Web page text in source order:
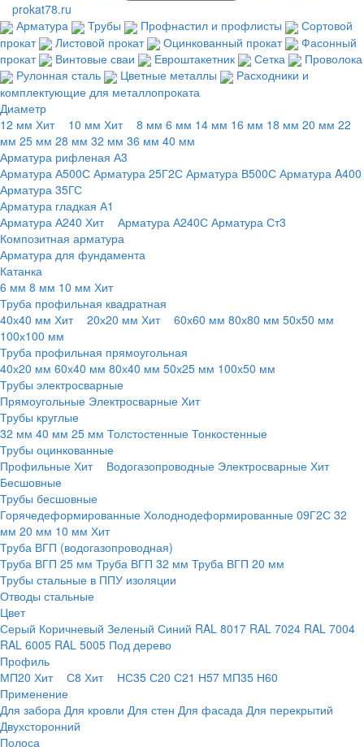
prokat78.ru
Арматура
Трубы Профнастил и профлисты
Сортовой
прокат
Листовой прокат Оцинкованный прокат
Фасонный
прокат
Винтовые сваи Евроштакетник Сетка
Проволока
Рулонная сталь
Цветные металлы
Расходники и
комплектующие для металлопроката
Диаметр
12 мм Хит 10 мм Хит 8 мм 6 мм 14 мм 16 мм 18 мм 20 мм 22
мм 25 мм 28 мм 32 мм 36 мм 40 мм
Арматура рифленая А3
Арматура А500С Арматура 25Г2С Арматура В500С Арматура A400
Арматура 35ГС
Арматура гладкая А1
Арматура А240 Хит Арматура А240С Арматура Ст3
Композитная арматура
Арматура для фундамента
Катанка
6 мм 8 мм 10 мм Хит
Труба профильная квадратная
40х40 мм Хит 20х20 мм Хит 60х60 мм 80х80 мм 50х50 мм
100х100 мм
Труба профильная прямоугольная
40х20 мм 60х40 мм 80х40 мм 50х25 мм 100х50 мм
Трубы электросварные
Прямоугольные Электросварные Хит
Трубы круглые
32 мм 40 мм 25 мм Толстостенные Тонкостенные
Трубы оцинкованные
Профильные Хит Водогазопроводные Электросварные Хит
Бесшовные
Трубы бесшовные
Горячедеформированные Холоднодеформированные 09Г2С 32
мм 20 мм 10 мм Хит
Труба ВГП (водогазопроводная)
Труба ВГП 25 мм Труба ВГП 32 мм Труба ВГП 20 мм
Трубы стальные в ППУ изоляции
Отводы стальные
Цвет
Серый Коричневый Зеленый Синий RAL 8017 RAL 7024 RAL 7004
RAL 6005 RAL 5005 Под дерево
Профиль
МП20 Хит С8 Хит НС35 С20 С21 Н57 МП35 Н60
Применение
Для забора Для кровли Для стен Для фасада Для перекрытий
Двухсторонний
Полоса